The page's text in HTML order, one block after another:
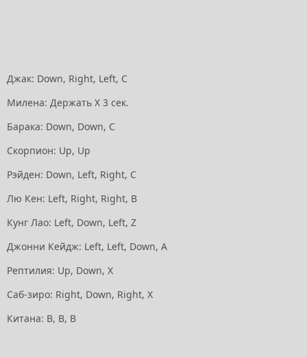
Джак: Down, Right, Left, С
Милена: Держать X 3 сек.
Барака: Down, Down, С
Скорпион: Up, Up
Рэйден: Down, Left, Right, С
Лю Кен: Left, Right, Right, В
Кунг Лао: Left, Down, Left, Z
Джонни Кейдж: Left, Left, Down, А
Рептилия: Up, Down, Х
Саб-зиро: Right, Down, Right, Х
Китана: B, B, B